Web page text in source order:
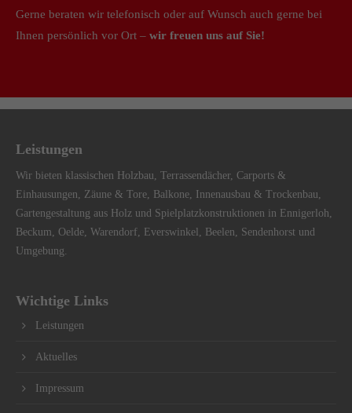
Gerne beraten wir telefonisch oder auf Wunsch auch gerne bei
Ihnen persönlich vor Ort – wir freuen uns auf Sie!
Leistungen
Wir bieten klassischen Holzbau, Terrassendächer, Carports &
Einhausungen, Zäune & Tore, Balkone, Innenausbau & Trockenbau,
Gartengestaltung aus Holz und Spielplatzkonstruktionen in Ennigerloh,
Beckum, Oelde, Warendorf, Everswinkel, Beelen, Sendenhorst und
Umgebung.
Wichtige Links
Leistungen
Aktuelles
Impressum